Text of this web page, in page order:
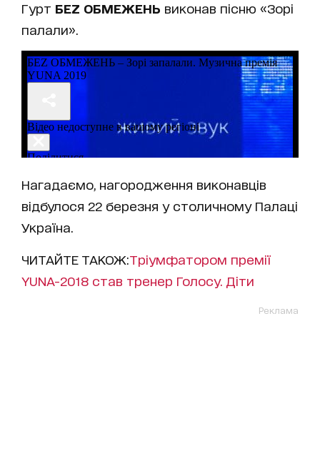
Гурт БЕZ ОБМЕЖЕНЬ виконав пісню «Зорі
палали».
Нагадаємо, нагородження виконавців
відбулося 22 березня у столичному Палаці
Україна.
ЧИТАЙТЕ ТАКОЖ:Тріумфатором премії
YUNA-2018 став тренер Голосу. Діти
Реклама